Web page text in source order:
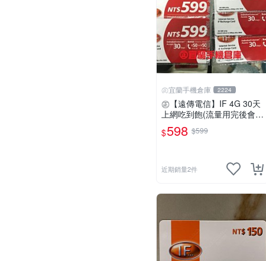
㊣宜蘭手機倉庫 2224
㊣【遠傳電信】IF 4G 30天
上網吃到飽(流量用完後會降
速)限外籍人士專用㊣宜蘭手
機倉庫
$598 $599
近期銷量2件